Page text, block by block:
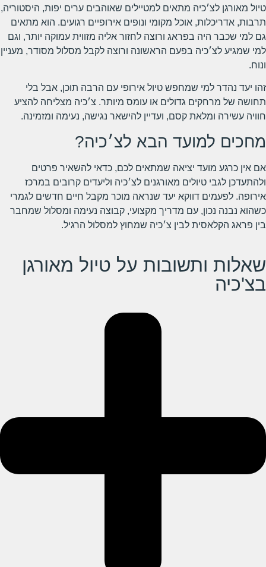
טיול מאורגן לצ׳כיה מתאים למטיילים שאוהבים ערים יפות, היסטוריה,
תרבות, אדריכלות, אוכל מקומי ונופים אירופיים רגועים. הוא מתאים
גם למי שכבר היה בפראג ורוצה לחזור אליה מזווית עמוקה יותר, וגם
למי שמגיע לצ׳כיה בפעם הראשונה ורוצה לקבל מסלול מסודר, מעניין
ונוח.
זהו יעד נהדר למי שמחפש טיול אירופי עם הרבה תוכן, אבל בלי
תחושה של מרחקים גדולים או עומס מיותר. צ׳כיה מצליחה להציע
חוויה עשירה ומלאת קסם, ועדיין להישאר נגישה, נעימה ומזמינה.
מחכים למועד הבא לצ׳כיה?
אם אין כרגע מועד יציאה שמתאים לכם, כדאי להשאיר פרטים
ולהתעדכן לגבי טיולים מאורגנים לצ׳כיה וליעדים קרובים במרכז
אירופה. לפעמים דווקא יעד שנראה מוכר מקבל חיים חדשים לגמרי
כשהוא נבנה נכון, עם מדריך מקצועי, קבוצה נעימה ומסלול שמחבר
בין פראג הקלאסית לבין צ׳כיה שמחוץ למסלול הרגיל.
שאלות ותשובות על טיול מאורגן
בצ'כיה